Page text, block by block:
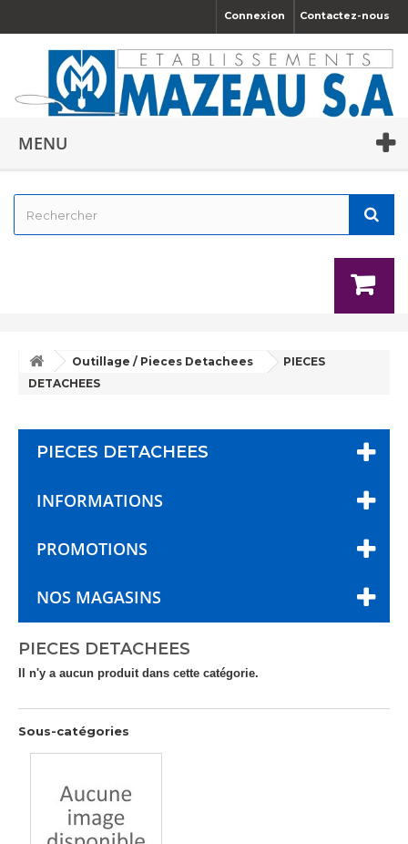
Contactez-nous
Connexion
MENU
Outillage / Pieces Detachees
PIECES
DETACHEES
PIECES DETACHEES
INFORMATIONS
PROMOTIONS
NOS MAGASINS
PIECES DETACHEES
Il n'y a aucun produit dans cette catégorie.
Sous-catégories